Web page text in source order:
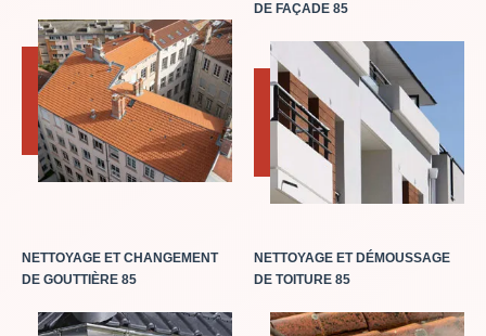
DE FAÇADE 85
NETTOYAGE ET CHANGEMENT
DE GOUTTIÈRE 85
NETTOYAGE ET DÉMOUSSAGE
DE TOITURE 85